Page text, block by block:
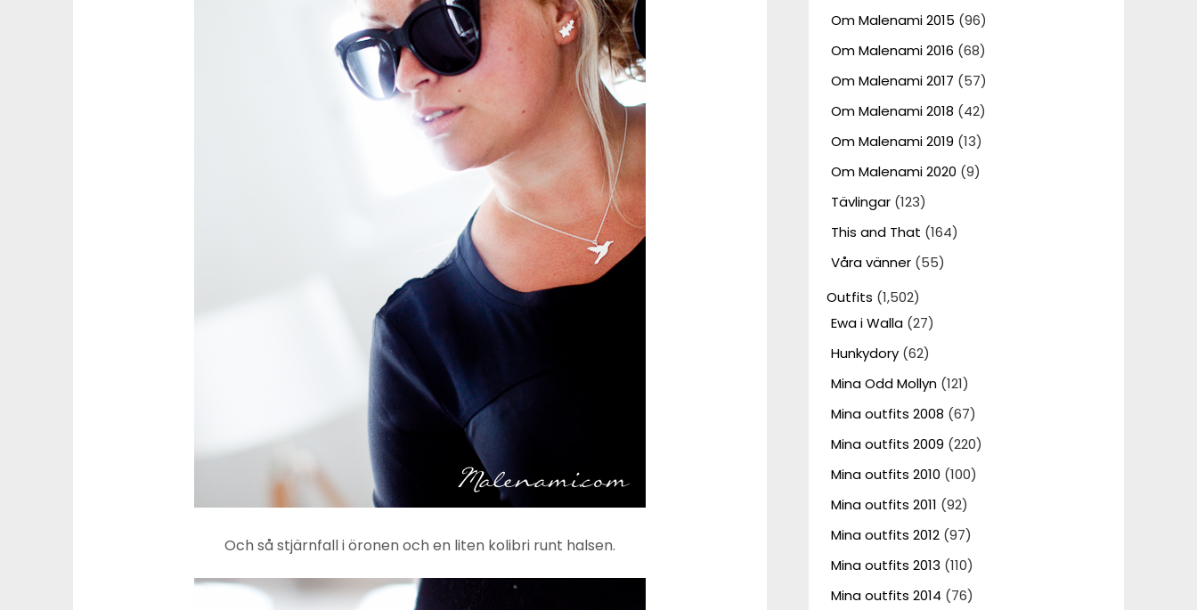
Och så stjärnfall i öronen och en liten kolibri runt halsen.
Om Malenami 2015 (96)
Om Malenami 2016 (68)
Om Malenami 2017 (57)
Om Malenami 2018 (42)
Om Malenami 2019 (13)
Om Malenami 2020 (9)
Tävlingar(123)
This and That (164)
Våra vänner(55)
Outfits (1,502)
Ewa i Walla(27)
Hunkydory(62)
Mina Odd Mollyn(121)
Mina outfits 2008 (67)
Mina outfits 2009 (220)
Mina outfits 2010 (100)
Mina outfits 2011 (92)
Mina outfits 2012(97)
Mina outfits 2013 (110)
Mina outfits 2014 (76)